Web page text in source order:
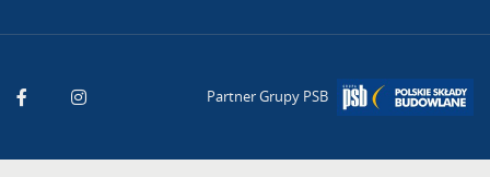
Partner Grupy PSB